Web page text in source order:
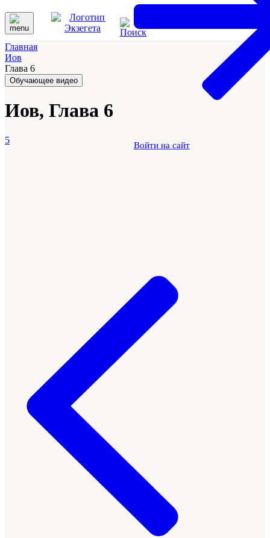
Войти на сайт
Главная
Иов
Глава 6
Обучающее видео
Иов, Глава 6
5